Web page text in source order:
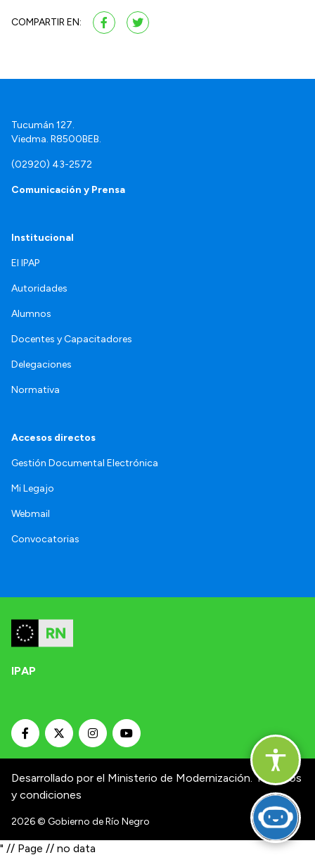
COMPARTIR EN:
Tucumán 127.
Viedma. R8500BEB.
(02920) 43-2572
Comunicación y Prensa
Institucional
El IPAP
Autoridades
Alumnos
Docentes y Capacitadores
Delegaciones
Normativa
Accesos directos
Gestión Documental Electrónica
Mi Legajo
Webmail
Convocatorias
IPAP
Desarrollado por el Ministerio de Modernización. Términos
y condiciones
2026© Gobierno de Río Negro
" // Page // no data